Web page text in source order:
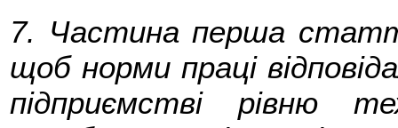
7. Частина перша
щоб норми праці
підприємстві рівню